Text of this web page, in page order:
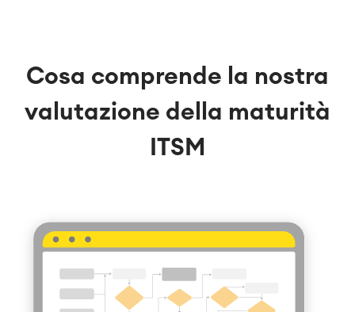
Cosa comprende la nostra
valutazione della maturità
ITSM